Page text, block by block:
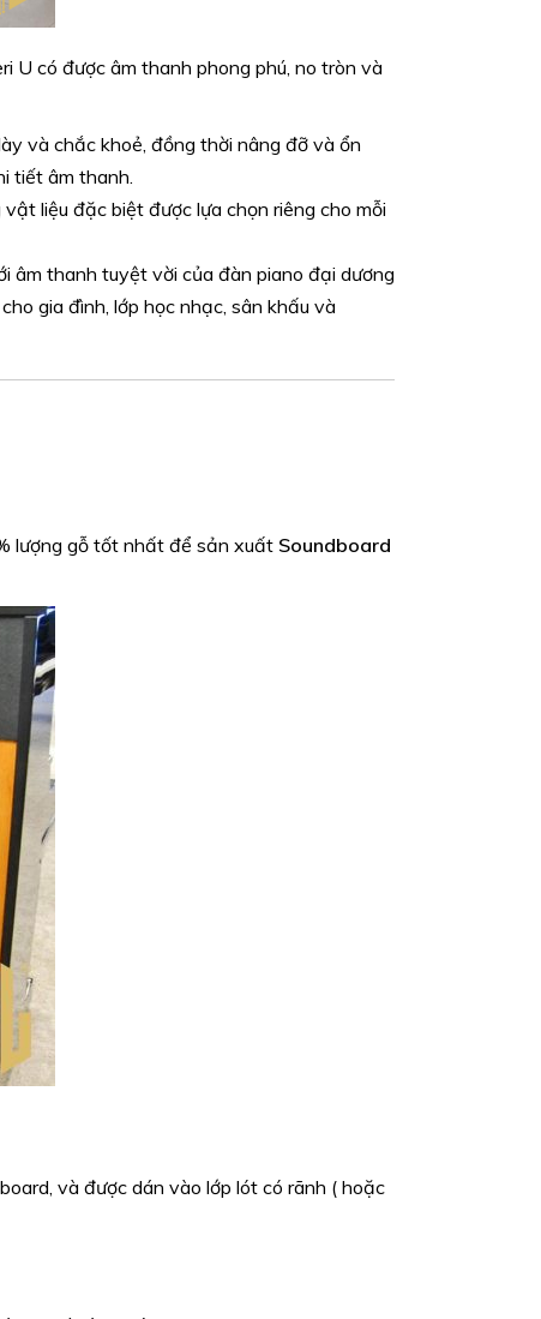
U có được âm thanh phong phú, no tròn và
và chắc khoẻ, đồng thời nâng đỡ và ổn
tiết âm thanh.
liệu đặc biệt được lựa chọn riêng cho mỗi
âm thanh tuyệt vời của đàn piano đại dương
gia đình, lớp học nhạc, sân khấu và
lượng gỗ tốt nhất để sản xuất Soundboard
và được dán vào lớp lót có rãnh ( hoặc